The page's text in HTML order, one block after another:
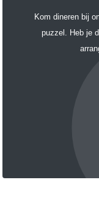
Kom dineren bij
puzzel. Heb je